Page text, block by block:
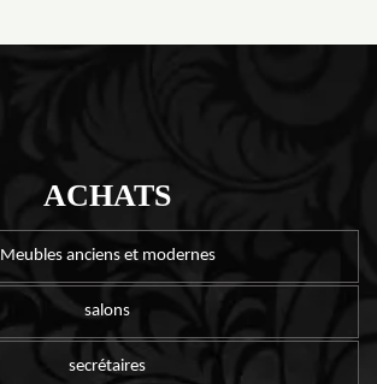
ACHATS
Meubles anciens et modernes
salons
secrétaires